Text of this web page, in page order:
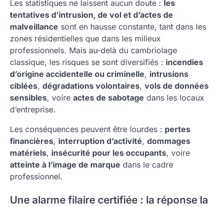
Les statistiques ne laissent aucun doute : les
tentatives d’intrusion, de vol et d’actes de
malveillance sont en hausse constante, tant dans les
zones résidentielles que dans les milieux
professionnels. Mais au-delà du cambriolage
classique, les risques se sont diversifiés : incendies
d’origine accidentelle ou criminelle, intrusions
ciblées, dégradations volontaires, vols de données
sensibles, voire actes de sabotage dans les locaux
d’entreprise.
Les conséquences peuvent être lourdes : pertes
financières, interruption d’activité, dommages
matériels, insécurité pour les occupants, voire
atteinte à l’image de marque dans le cadre
professionnel.
Une alarme filaire certifiée : la réponse la